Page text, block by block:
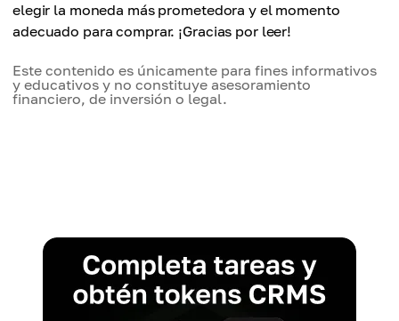
elegir la moneda más prometedora y el momento
adecuado para comprar. ¡Gracias por leer!
Este contenido es únicamente para fines informativos
y educativos y no constituye asesoramiento
financiero, de inversión o legal.